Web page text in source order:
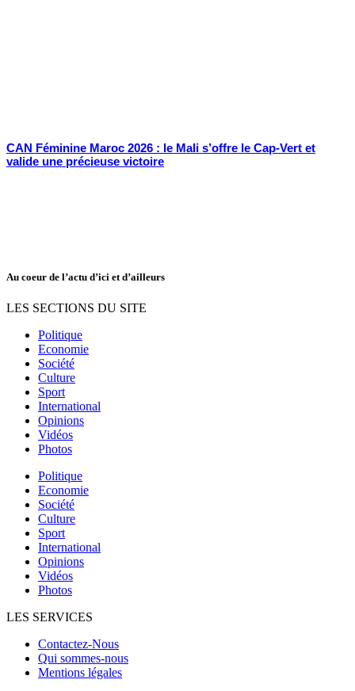
CAN Féminine Maroc 2026 : le Mali s’offre le Cap-Vert et
valide une précieuse victoire
Au coeur de l’actu d’ici et d’ailleurs
LES SECTIONS DU SITE
Politique
Economie
Société
Culture
Sport
International
Opinions
Vidéos
Photos
Politique
Economie
Société
Culture
Sport
International
Opinions
Vidéos
Photos
LES SERVICES
Contactez-Nous
Qui sommes-nous
Mentions légales